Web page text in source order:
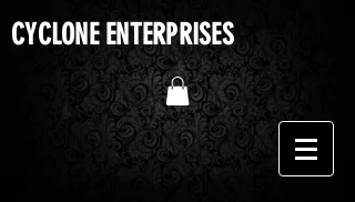
CYCLONE ENTERPRISES